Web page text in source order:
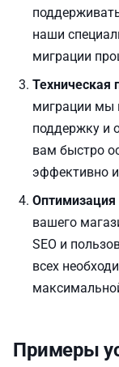
наши
миграции
Техническая
миграции мы
поддержку и
вам быстро
эффективно
Оптимизация
вашего
SEO и
всех
Примеры